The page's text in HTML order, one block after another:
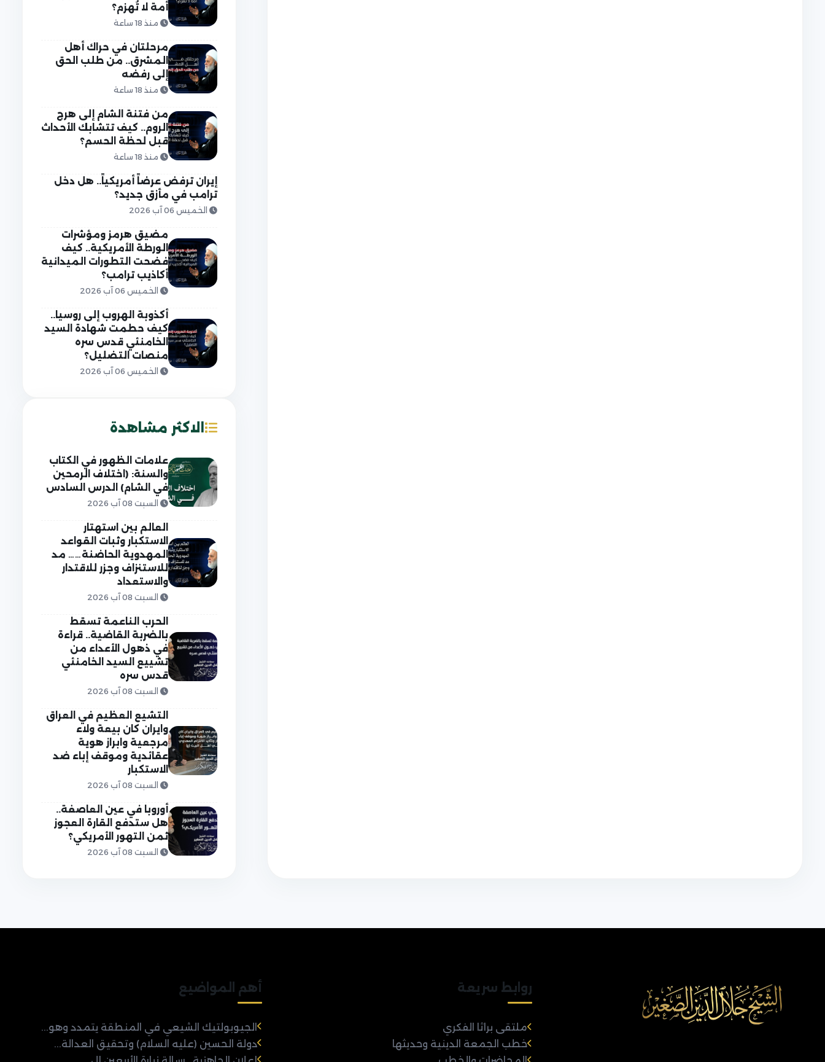
أمة لا تُهزم؟
منذ 18 ساعة
مرحلتان في حراك أهل
المشرق.. من طلب الحق
إلى رفضه
منذ 18 ساعة
من فتنة الشام إلى هرج
الروم.. كيف تتشابك الأحداث
قبل لحظة الحسم؟
منذ 18 ساعة
إيران ترفض عرضاً أمريكياً.. هل دخل
ترامب في مأزق جديد؟
الخميس 06 آب 2026
مضيق هرمز ومؤشرات
الورطة الأمريكية.. كيف
فضحت التطورات الميدانية
أكاذيب ترامب؟
الخميس 06 آب 2026
أكذوبة الهروب إلى روسيا..
كيف حطمت شهادة السيد
الخامنئي قدس سره
منصات التضليل؟
الخميس 06 آب 2026
الاكثر مشاهدة
علامات الظهور في الكتاب
والسنة: (اختلاف الرمحين
في الشام) الدرس السادس
السبت 08 آب 2026
العالم بين استهتار
الاستكبار وثبات القواعد
المهدوية الحاضنة…… مد
للاستنزاف وجزر للاقتدار
والاستعداد
السبت 08 آب 2026
الحرب الناعمة تسقط
بالضربة القاضية.. قراءة
في ذهول الأعداء من
تشييع السيد الخامنئي
قدس سره
السبت 08 آب 2026
التشيع العظيم في العراق
وايران كان بيعة ولاء
مرجعية وابراز هوية
عقائدية وموقف إباء ضد
الاستكبار
السبت 08 آب 2026
أوروبا في عين العاصفة..
هل ستدفع القارة العجوز
ثمن التهور الأمريكي؟
السبت 08 آب 2026
روابط سريعة
ملتقى براثا الفكري
خطب الجمعة الدينية وحديثها
أهم المواضيع
الجيوبولتيك الشيعي في المنطقة يتمدد وهو...
دولة الحسين (عليه السلام) وتحقيق العدالة...